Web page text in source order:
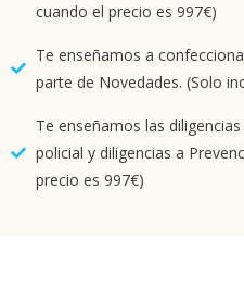
cuando el precio es 997€)
Te enseñamos a
parte de Novedades. (Solo
Te enseñamos las
policial y diligencias a
precio es 997€)